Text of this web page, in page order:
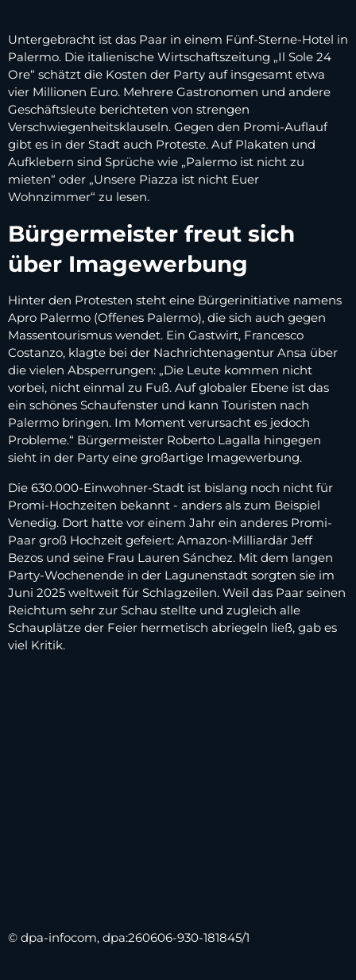
Untergebracht ist das Paar in einem Fünf-Sterne-Hotel in
Palermo. Die italienische Wirtschaftszeitung „Il Sole 24
Ore“ schätzt die Kosten der Party auf insgesamt etwa
vier Millionen Euro. Mehrere Gastronomen und andere
Geschäftsleute berichteten von strengen
Verschwiegenheitsklauseln. Gegen den Promi-Auflauf
gibt es in der Stadt auch Proteste. Auf Plakaten und
Aufklebern sind Sprüche wie „Palermo ist nicht zu
mieten“ oder „Unsere Piazza ist nicht Euer
Wohnzimmer“ zu lesen.
Bürgermeister freut sich
über Imagewerbung
Hinter den Protesten steht eine Bürgerinitiative namens
Apro Palermo (Offenes Palermo), die sich auch gegen
Massentourismus wendet. Ein Gastwirt, Francesco
Costanzo, klagte bei der Nachrichtenagentur Ansa über
die vielen Absperrungen: „Die Leute kommen nicht
vorbei, nicht einmal zu Fuß. Auf globaler Ebene ist das
ein schönes Schaufenster und kann Touristen nach
Palermo bringen. Im Moment verursacht es jedoch
Probleme.“ Bürgermeister Roberto Lagalla hingegen
sieht in der Party eine großartige Imagewerbung.
Die 630.000-Einwohner-Stadt ist bislang noch nicht für
Promi-Hochzeiten bekannt - anders als zum Beispiel
Venedig. Dort hatte vor einem Jahr ein anderes Promi-
Paar groß Hochzeit gefeiert: Amazon-Milliardär Jeff
Bezos und seine Frau Lauren Sánchez. Mit dem langen
Party-Wochenende in der Lagunenstadt sorgten sie im
Juni 2025 weltweit für Schlagzeilen. Weil das Paar seinen
Reichtum sehr zur Schau stellte und zugleich alle
Schauplätze der Feier hermetisch abriegeln ließ, gab es
viel Kritik.
© dpa-infocom, dpa:260606-930-181845/1